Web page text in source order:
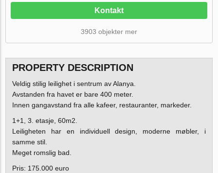
Kontakt
3903 objekter mer
PROPERTY DESCRIPTION
Veldig stilig leilighet i sentrum av Alanya.
Avstanden fra havet er bare 400 meter.
Innen gangavstand fra alle kafeer, restauranter, markeder.
1+1, 3. etasje, 60m2.
Leiligheten har en individuell design, moderne møbler, i
samme stil.
Meget romslig bad.
Pris: 175.000 euro